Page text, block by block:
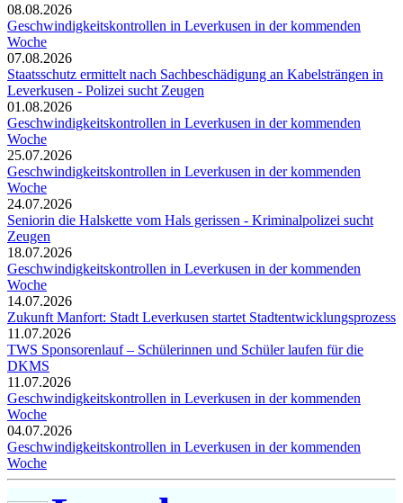
08.08.2026
Geschwindigkeitskontrollen in Leverkusen in der kommenden
Woche
07.08.2026
Staatsschutz ermittelt nach Sachbeschädigung an Kabelsträngen in
Leverkusen - Polizei sucht Zeugen
01.08.2026
Geschwindigkeitskontrollen in Leverkusen in der kommenden
Woche
25.07.2026
Geschwindigkeitskontrollen in Leverkusen in der kommenden
Woche
24.07.2026
Seniorin die Halskette vom Hals gerissen - Kriminalpolizei sucht
Zeugen
18.07.2026
Geschwindigkeitskontrollen in Leverkusen in der kommenden
Woche
14.07.2026
Zukunft Manfort: Stadt Leverkusen startet Stadtentwicklungsprozess
11.07.2026
TWS Sponsorenlauf – Schülerinnen und Schüler laufen für die
DKMS
11.07.2026
Geschwindigkeitskontrollen in Leverkusen in der kommenden
Woche
04.07.2026
Geschwindigkeitskontrollen in Leverkusen in der kommenden
Woche